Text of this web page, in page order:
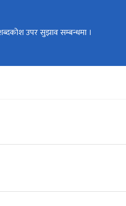
स्थानान्तरण भएको सूचना ।
उपर सुझाव सम्बन्धमा ।